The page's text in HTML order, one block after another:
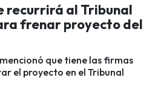
recurrirá al Tribunal
frenar proyecto del
que tiene las firmas
el proyecto en el Tribunal